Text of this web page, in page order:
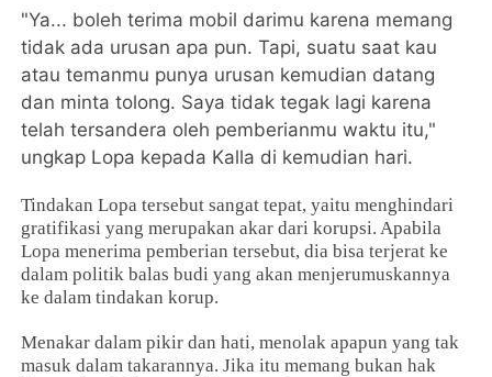
"Ya... boleh terima mobil darimu karena memang
tidak ada urusan apa pun. Tapi, suatu saat kau
atau temanmu punya urusan kemudian datang
dan minta tolong. Saya tidak tegak lagi karena
telah tersandera oleh pemberianmu waktu itu,"
ungkap Lopa kepada Kalla di kemudian hari.
Tindakan Lopa tersebut sangat tepat, yaitu menghindari
gratifikasi yang merupakan akar dari korupsi. Apabila
Lopa menerima pemberian tersebut, dia bisa terjerat ke
dalam politik balas budi yang akan menjerumuskannya
ke dalam tindakan korup.
Menakar dalam pikir dan hati, menolak apapun yang tak
masuk dalam takarannya. Jika itu memang bukan hak